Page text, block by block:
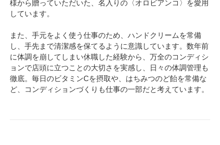
様から贈っていただいた、名入りの〈オロビアンコ〉を愛用
しています。
また、手元をよく使う仕事のため、ハンドクリームを常備
し、手先まで清潔感を保てるように意識しています。数年前
に体調を崩してしまい休職した経験から、万全のコンディシ
ョンで店頭に立つことの大切さを実感し、日々の体調管理も
徹底。毎日のビタミンCを摂取や、はちみつのど飴を常備な
ど、コンディションづくりも仕事の一部だと考えています。